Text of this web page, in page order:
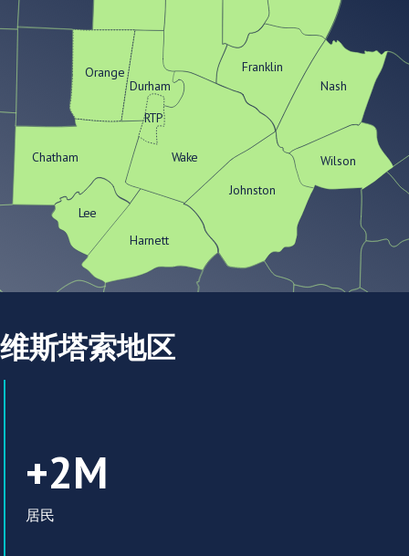
Chatham
Durham
Franklin
Harnett
Johnston
Lee
Nash
Wake Wilson
RTP
Orange
维斯塔索地区
+2M
居民
200万居民